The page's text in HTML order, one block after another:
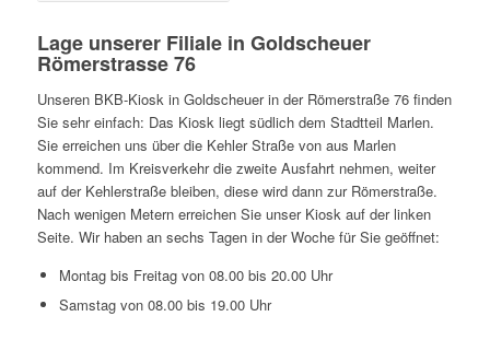
Lage unserer Filiale in Goldscheuer
Römerstrasse 76
Unseren BKB-Kiosk in Goldscheuer in der Römerstraße 76 finden
Sie sehr einfach: Das Kiosk liegt südlich dem Stadtteil Marlen.
Sie erreichen uns über die Kehler Straße von aus Marlen
kommend. Im Kreisverkehr die zweite Ausfahrt nehmen, weiter
auf der Kehlerstraße bleiben, diese wird dann zur Römerstraße.
Nach wenigen Metern erreichen Sie unser Kiosk auf der linken
Seite. Wir haben an sechs Tagen in der Woche für Sie geöffnet:
Montag bis Freitag von 08.00 bis 20.00 Uhr
Samstag von 08.00 bis 19.00 Uhr